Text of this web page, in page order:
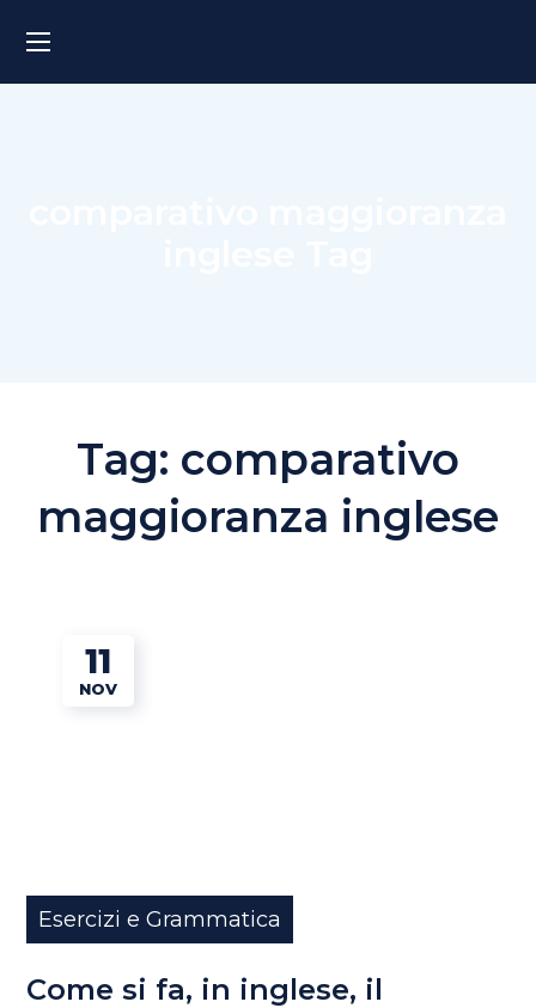
Tag: comparativo
maggioranza inglese
11
NOV
Esercizi e Grammatica
Come si fa, in inglese, il